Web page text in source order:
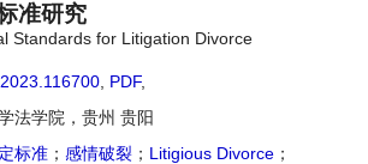
准研究
Standards for Litigation Divorce
PDF,
法学院，贵州 贵阳
标准 ； 感情破裂 ； Litigious Divorce ；